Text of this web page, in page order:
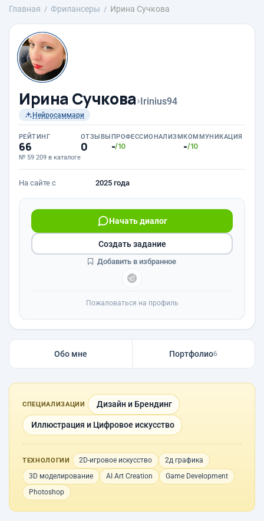
Главная Фрилансеры Ирина Сучкова
Ирина Сучкова›Irinius94
Нейросаммари
РЕЙТИНГ
66
№ 59 209 в каталоге
ОТЗЫВЫ
0
ПРОФЕССИОНАЛИЗМ
-/10
КОММУНИКАЦИЯ
-/10
На сайте с 2025 года
Начать диалог
Создать задание
Добавить в избранное
Пожаловаться на профиль
Обо мне Портфолио6
СПЕЦИАЛИЗАЦИИ Дизайн и Брендинг
Иллюстрация и Цифровое искусство
ТЕХНОЛОГИИ 2D-игровое искусство
2д графика
3D моделирование
AI Art Creation
Game Development
Photoshop